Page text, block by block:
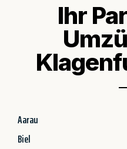
Ihr
Aarau
Biel